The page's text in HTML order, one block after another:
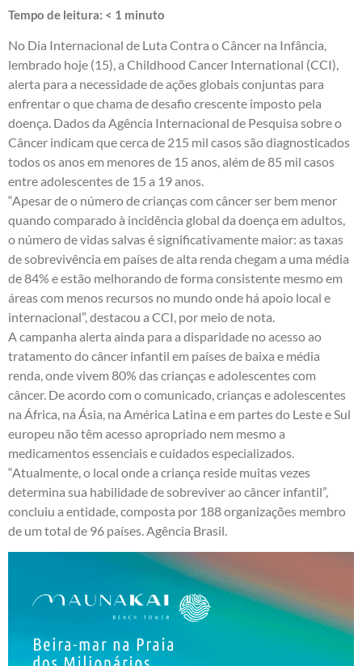
Tempo de leitura: < 1 minuto
No Dia Internacional de Luta Contra o Câncer na Infância,
lembrado hoje (15), a Childhood Cancer International (CCI),
alerta para a necessidade de ações globais conjuntas para
enfrentar o que chama de desafio crescente imposto pela
doença. Dados da Agência Internacional de Pesquisa sobre o
Câncer indicam que cerca de 215 mil casos são diagnosticados
todos os anos em menores de 15 anos, além de 85 mil casos
entre adolescentes de 15 a 19 anos.
“Apesar de o número de crianças com câncer ser bem menor
quando comparado à incidência global da doença em adultos,
o número de vidas salvas é significativamente maior: as taxas
de sobrevivência em países de alta renda chegam a uma média
de 84% e estão melhorando de forma consistente mesmo em
áreas com menos recursos no mundo onde há apoio local e
internacional”, destacou a CCI, por meio de nota.
A campanha alerta ainda para a disparidade no acesso ao
tratamento do câncer infantil em países de baixa e média
renda, onde vivem 80% das crianças e adolescentes com
câncer. De acordo com o comunicado, crianças e adolescentes
na África, na Ásia, na América Latina e em partes do Leste e Sul
europeu não têm acesso apropriado nem mesmo a
medicamentos essenciais e cuidados especializados.
“Atualmente, o local onde a criança reside muitas vezes
determina sua habilidade de sobreviver ao câncer infantil”,
concluiu a entidade, composta por 188 organizações membro
de um total de 96 países. Agência Brasil.